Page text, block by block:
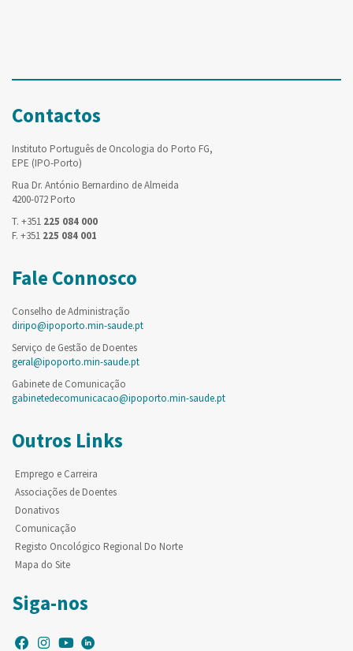
Contactos
Instituto Português de Oncologia do Porto FG,
EPE (IPO-Porto)
Rua Dr. António Bernardino de Almeida
4200-072 Porto
T. +351 225 084 000
F. +351 225 084 001
Fale Connosco
Conselho de Administração
diripo@ipoporto.min-saude.pt
Serviço de Gestão de Doentes
geral@ipoporto.min-saude.pt
Gabinete de Comunicação
gabinetedecomunicacao@ipoporto.min-saude.pt
Outros Links
Emprego e Carreira
Associações de Doentes
Donativos
Comunicação
Registo Oncológico Regional Do Norte
Mapa do Site
Siga-nos